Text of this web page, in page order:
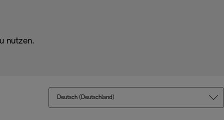
nutzen.
Deutsch (Deutschland)